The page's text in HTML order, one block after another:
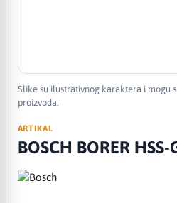
Slike su ilustrativnog karaktera i mogu
proizvoda.
ARTIKAL
BOSCH BORER